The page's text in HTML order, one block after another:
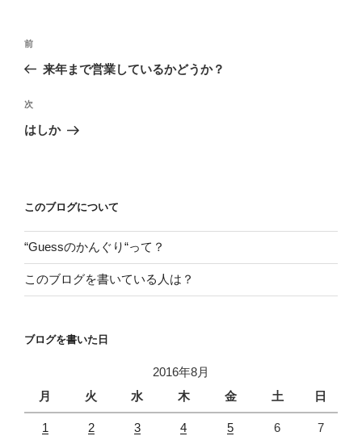
投
ビ
ゲ
ン
前
の
稿
前
来年まで営業しているかどうか？
次
の
次
はしか
このブログについて
“Guessのかんぐり“って？
このブログを書いている人は？
ブログを書いた日
2016年8月
月
火 水 木 金 土 日
1 2 3 4 5 6 7